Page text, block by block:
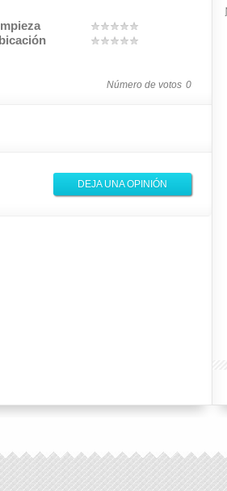
Número de votos 0
DEJA UNA OPINIÓN